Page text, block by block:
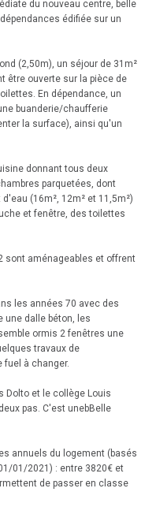
du nouveau centre, belle
édifiée sur un
(2,50m), un séjour de 31m²
être ouverte sur la pièce de
En dépendance, un
buanderie/chaufferie
la surface), ainsi qu'un
donnant tous deux
parquetées, dont
(16m², 12m² et 11,5m²)
et fenêtre, des toilettes
sont aménageables et offrent
les années 70 avec des
une dalle béton, les
ormis 2 fenêtres une
travaux de
fuel à changer.
Dolto et le collège Louis
pas. C'est unebBelle
annuels du logement (basés
01/2021) : entre 3820€ et
de passer en classe